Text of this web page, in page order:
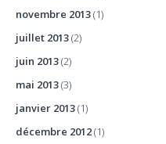
novembre 2013(1)
juillet 2013(2)
juin 2013(2)
mai 2013(3)
janvier 2013(1)
décembre 2012(1)